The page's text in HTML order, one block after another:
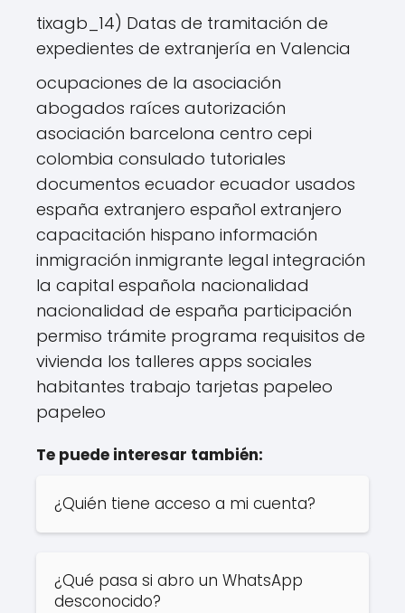
tixagb_14) Datas de tramitación de
expedientes de extranjería en Valencia
ocupaciones de la asociación
abogados raíces autorización
asociación barcelona centro cepi
colombia consulado tutoriales
documentos ecuador ecuador usados
españa extranjero español extranjero
capacitación hispano información
inmigración inmigrante legal integración
la capital española nacionalidad
nacionalidad de españa participación
permiso trámite programa requisitos de
vivienda los talleres apps sociales
habitantes trabajo tarjetas papeleo
papeleo
Te puede interesar también:
¿Quién tiene acceso a mi cuenta?
¿Qué pasa si abro un WhatsApp
desconocido?